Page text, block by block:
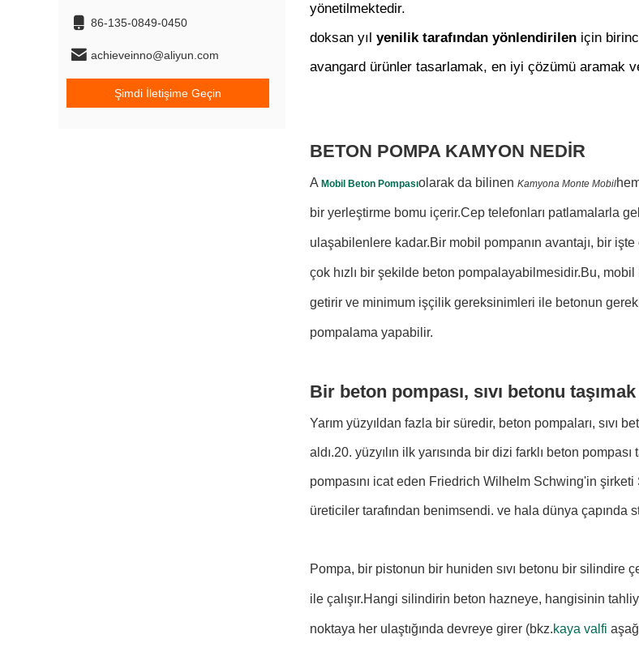
86-135-0849-0450
achieveinno@aliyun.com
Şimdi İletişime Geçin
yönetilmektedir.
doksan yıl yenilik tarafından yönlendirilen için
avangard ürünler tasarlamak, en iyi çözümü aramak
BETON POMPA KAMYON NEDİR
A Mobil Beton Pompasıolarak da bilinen Kamyona Monte Mobil
bir yerleştirme bomu içerir.Cep telefonları patlamalarla
ulaşabilenlere kadar.Bir mobil pompanın avantajı, bir
çok hızlı bir şekilde beton pompalayabilmesidir.Bu,
getirir ve minimum işçilik gereksinimleri ile betonun
pompalama yapabilir.
Bir beton pompası, sıvı betonu
Yarım yüzyıldan fazla bir süredir, beton pompaları, sıvı
aldı.20. yüzyılın ilk yarısında bir dizi farklı beton
pompasını icat eden Friedrich Wilhelm Schwing'in
üreticiler tarafından benimsendi. ve hala dünya çapında
Pompa, bir pistonun bir huniden sıvı betonu bir silindire
ile çalışır.Hangi silindirin beton hazneye, hangisinin
noktaya her ulaştığında devreye girer (bkz.kaya valfi